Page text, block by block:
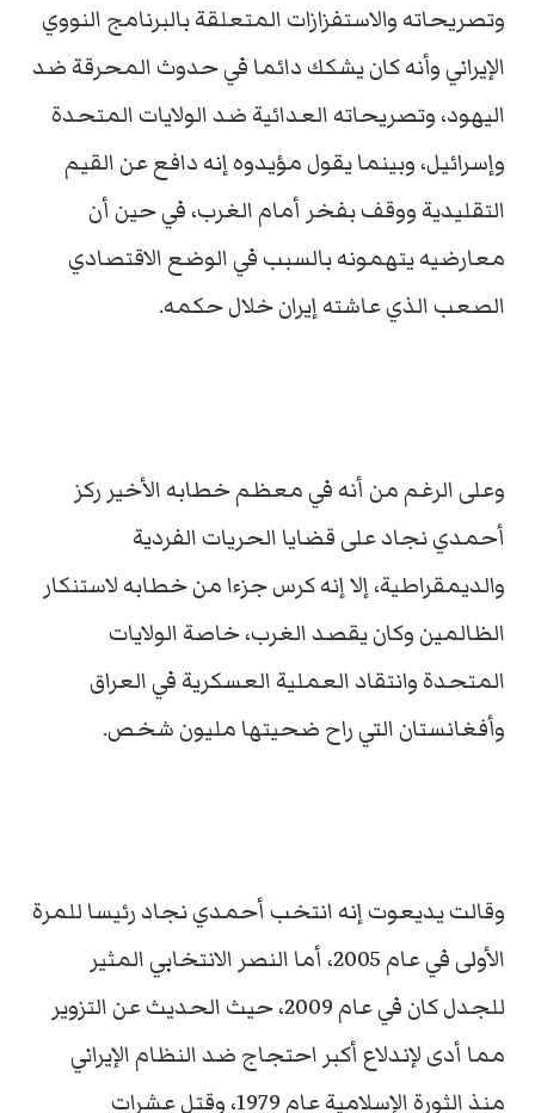
وتصريحاته والاستفزازات المتعلقة بالبرنامج النووي
الإيراني وأنه كان يشكك دائما في حدوث المحرقة ضد
اليهود، وتصريحاته العدائية ضد الولايات المتحدة
وإسرائيل، وبينما يقول مؤيدوه إنه دافع عن القيم
التقليدية ووقف بفخر أمام الغرب، في حين أن
معارضيه يتهمونه بالسبب في الوضع الاقتصادي
الصعب الذي عاشته إيران خلال حكمه.
وعلى الرغم من أنه في معظم خطابه الأخير ركز
أحمدي نجاد على قضايا الحريات الفردية
والديمقراطية، إلا إنه كرس جزءا من خطابه لاستنكار
الظالمين وكان يقصد الغرب، خاصة الولايات
المتحدة وانتقاد العملية العسكرية في العراق
وأفغانستان التي راح ضحيتها مليون شخص.
وقالت يديعوت إنه انتخب أحمدي نجاد رئيسا للمرة
الأولى في عام 2005، أما النصر الانتخابي المثير
للجدل كان في عام 2009، حيث الحديث عن التزوير
مما أدى لإندلاع أكبر احتجاج ضد النظام الإيراني
منذ الثورة الإسلامية عام 1979، وقتل عشرات